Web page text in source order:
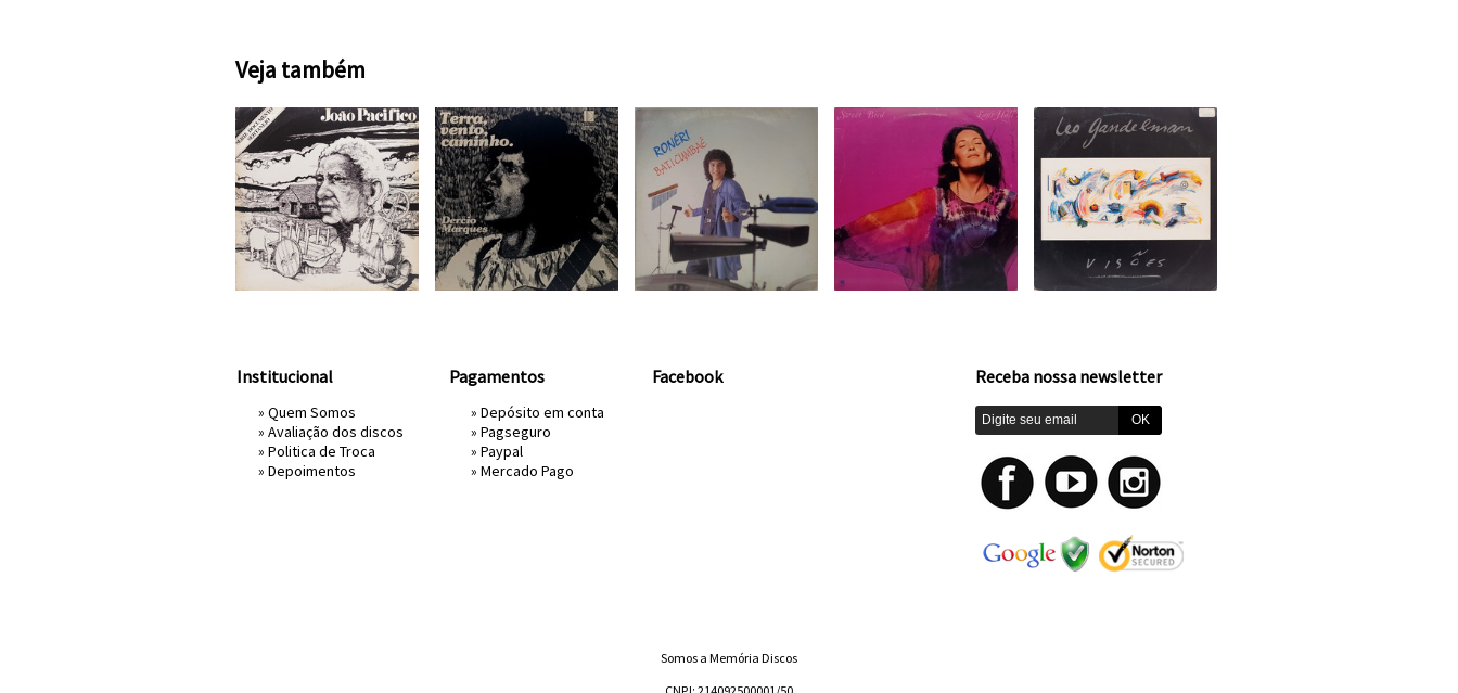
Veja também
Institucional
» Quem Somos
» Avaliação dos discos
» Politica de Troca
» Depoimentos
Pagamentos
» Depósito em conta
» Pagseguro
» Paypal
» Mercado Pago
Facebook Receba nossa newsletter
Somos a Memória Discos